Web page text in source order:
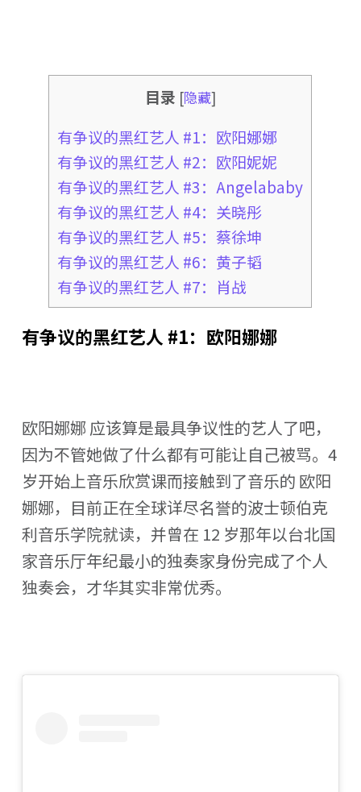
目录 [隐藏]
有争议的黑红艺人 #1：欧阳娜娜
有争议的黑红艺人 #2：欧阳妮妮
有争议的黑红艺人 #3：Angelababy
有争议的黑红艺人 #4：关晓彤
有争议的黑红艺人 #5：蔡徐坤
有争议的黑红艺人 #6：黄子韬
有争议的黑红艺人 #7：肖战
有争议的黑红艺人 #1：欧阳娜娜
欧阳娜娜 应该算是最具争议性的艺人了吧，
因为不管她做了什么都有可能让自己被骂。4
岁开始上音乐欣赏课而接触到了音乐的 欧阳
娜娜，目前正在全球详尽名誉的波士顿伯克
利音乐学院就读，并曾在 12 岁那年以台北国
家音乐厅年纪最小的独奏家身份完成了个人
独奏会，才华其实非常优秀。